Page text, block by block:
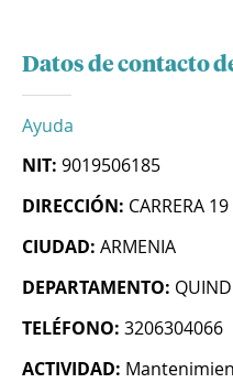
Datos de contacto
Ayuda
NIT: 9019506185
DIRECCIÓN: CARRERA
CIUDAD: ARMENIA
DEPARTAMENTO:
TELÉFONO: 3206304066
ACTIVIDAD: